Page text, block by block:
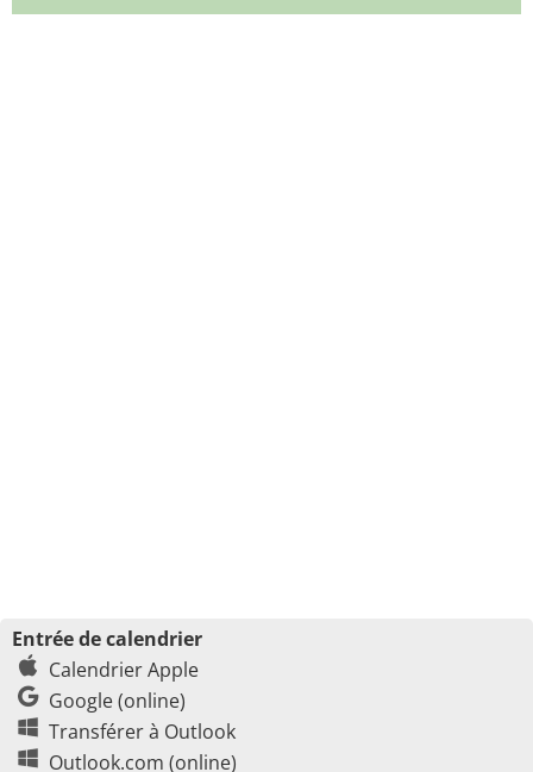
Entrée de calendrier
Calendrier Apple
Google (online)
Transférer à Outlook
Outlook.com (online)